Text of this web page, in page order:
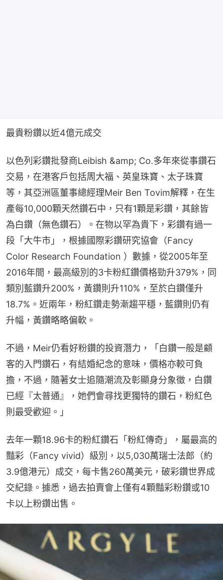
最貴粉鑽以近4億元成交
以色列彩鑽批發商Leibish &amp; Co.多年來從事鑽石
交易，在港客戶包括周大福、英皇珠寶、太子珠寶
等，其亞洲區董事總經理Meir Ben Tovim解釋，在生
產每10,000顆天然鑽石中，只有1顆是彩鑽，其餘皆
為白鑽（無色鑽石）。在物以罕為貴下，彩鑽有過一
段「大牛市」，根據國際彩鑽研究協會（Fancy
Color Research Foundation ）數據，從2005年至
2016年間，最高級別的3卡粉紅鑽價格勁升379%，同
類別藍鑽升200%，黃鑽則升110%，至於白鑽僅升
18.7%。近兩年，粉紅鑽走勢漸趨平穩，藍鑽則仍有
升幅，黃鑽略略偏軟。
不過，Meir仍看好粉鑽的投資潛力，「白鑽一般是顧
客的入門鑽石，有結婚紀念的意味，價格亦較可負
擔，不過，隨著女士追隨潮流及彰顯身分象徵，白鑽
已經『太普通』，她們會尋找更獨特的鑽石，粉紅色
則最受歡迎。」
去年一顆18.96卡的粉紅鑽石「粉紅傳奇」，屬最高的
豔彩（Fancy vivid）級別，以5,030萬瑞士法郎（約
3.9億港元）成交，每卡售260萬美元，破彩鑽世界成
交紀錄。據悉，過去拍賣會上僅有4顆豔彩粉鑽或10
卡以上粉鑽出售。